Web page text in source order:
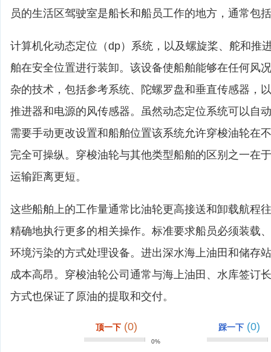
员的生活区驾驶室是船长和船员工作的地方，通常包
计算机化动态定位（dp）系统，以及螺旋桨、舵和推
舶在安全位置进行装卸。该设备使船舶能够在任何风
杂的技术，包括参考系统、陀螺罗盘和垂直传感器，
推进器和电源的风传感器。虽然动态定位系统可以自
需要手动更改设置和船舶位置该系统允许穿梭油轮在
完全可操纵。穿梭油轮与其他类型船舶的区别之一在
运输距离更短。
这些船舶上的工作量通常比油轮更高接送和卸载航程
精确地执行更多的相关操作。标准要求船员必须装载
环境污染的方式处理设备。进出深水海上油田和储存
成本高昂。穿梭油轮公司通常与海上油田、水库签订
方式也保证了原油的提取和交付。
顶一下 (0)
0%
踩一下 (0)